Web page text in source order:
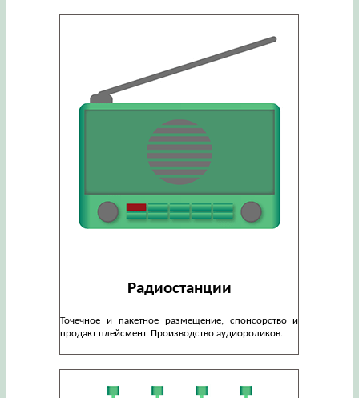
Радиостанции
Точечное и пакетное размещение, спонсорство и
продакт плейсмент. Производство аудиороликов.